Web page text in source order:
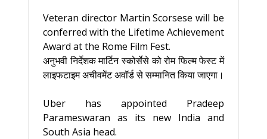
Veteran director Martin Scorsese will be
conferred with the Lifetime Achievement
Award at the Rome Film Fest.
अनुभवी निर्देशक मार्टिन स्कोर्सेसे को रोम फिल्म फेस्ट में
लाइफटाइम अचीवमेंट अवॉर्ड से सम्मानित किया जाएगा।
Uber has appointed Pradeep
Parameswaran as its new India and
South Asia head.